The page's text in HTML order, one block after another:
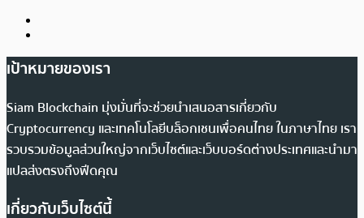
เป้าหมายของเรา
Siam Blockchain มุ่งมั่นที่จะช่วยนำเสนอสารเกี่ยวกับ
Cryptocurrency และเทคโนโลยีบล็อกเชนเพื่อคนไทย ในภาษาไทย เรา
รวบรวมข้อมูลส่วนใหญ่จากเว็บไซต์และเว็บบอร์ดต่างประเทศและนำมา
แปลส่งตรงถึงฟีดคุณ
เกี่ยวกับเว็บไซต์นี้